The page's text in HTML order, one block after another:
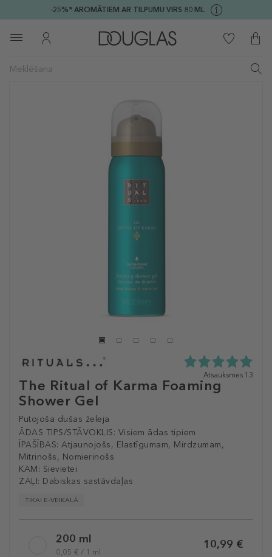
-25%* AROMĀTIEM AR TILPUMU VIRS 80 ML
The Ritual of Karma Foaming
Shower Gel
Putojoša dušas želeja
ĀDAS TIPS/STĀVOKLIS: Visiem ādas tipiem
ĪPAŠĪBAS: Atjaunojošs, Elastīgumam, Mirdzumam,
Mitrinošs, Nomierinošs
KAM: Sievietei
ZAĻI: Dabiskas sastāvdaļas
TIKAI E-VEIKALĀ
5.0
zvaigžņu
Atsauksmes 13
variation200 ml
0,05 € / 1 ml
10,99 €